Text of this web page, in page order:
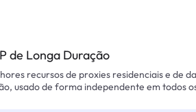
de Longa Duração
recursos de proxies residenciais e de
usado de forma independente em todos